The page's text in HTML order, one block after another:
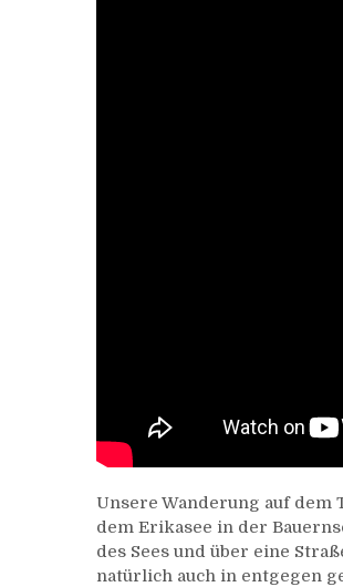
Unsere Wanderung auf
dem Erikasee in der
des Sees und über eine
natürlich auch in entgegen